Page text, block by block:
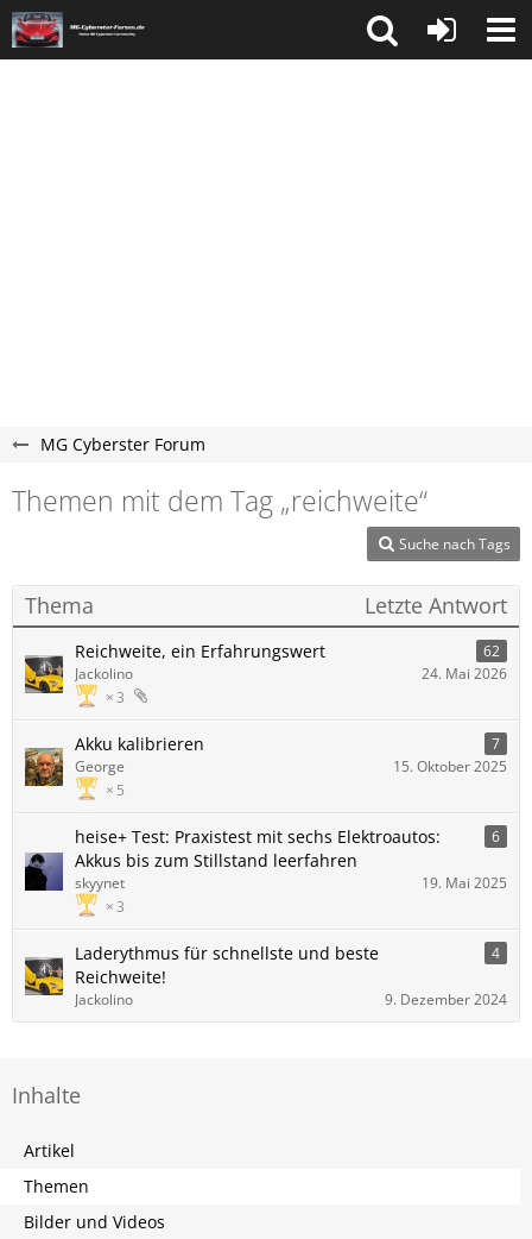
MG Cyberster Forum
Themen mit dem Tag „reichweite“
Suche nach Tags
Thema Letzte Antwort
Reichweite, ein Erfahrungswert 62
3
Jackolino 24. Mai 2026
Akku kalibrieren 7
5
George 15. Oktober 2025
heise+ Test: Praxistest mit sechs Elektroautos:
Akkus bis zum Stillstand leerfahren
6
3
skyynet 19. Mai 2025
Laderythmus für schnellste und beste
Reichweite!
4
Jackolino 9. Dezember 2024
Inhalte
Artikel
Themen
Bilder und Videos